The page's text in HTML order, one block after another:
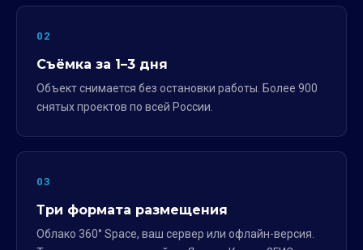
02
Съёмка за 1–3 дня
Объект снимается без остановки работы. Более 900
снятых проектов по всей России.
03
Три формата размещения
Облако 360° Space, ваш сервер или офлайн-версия.